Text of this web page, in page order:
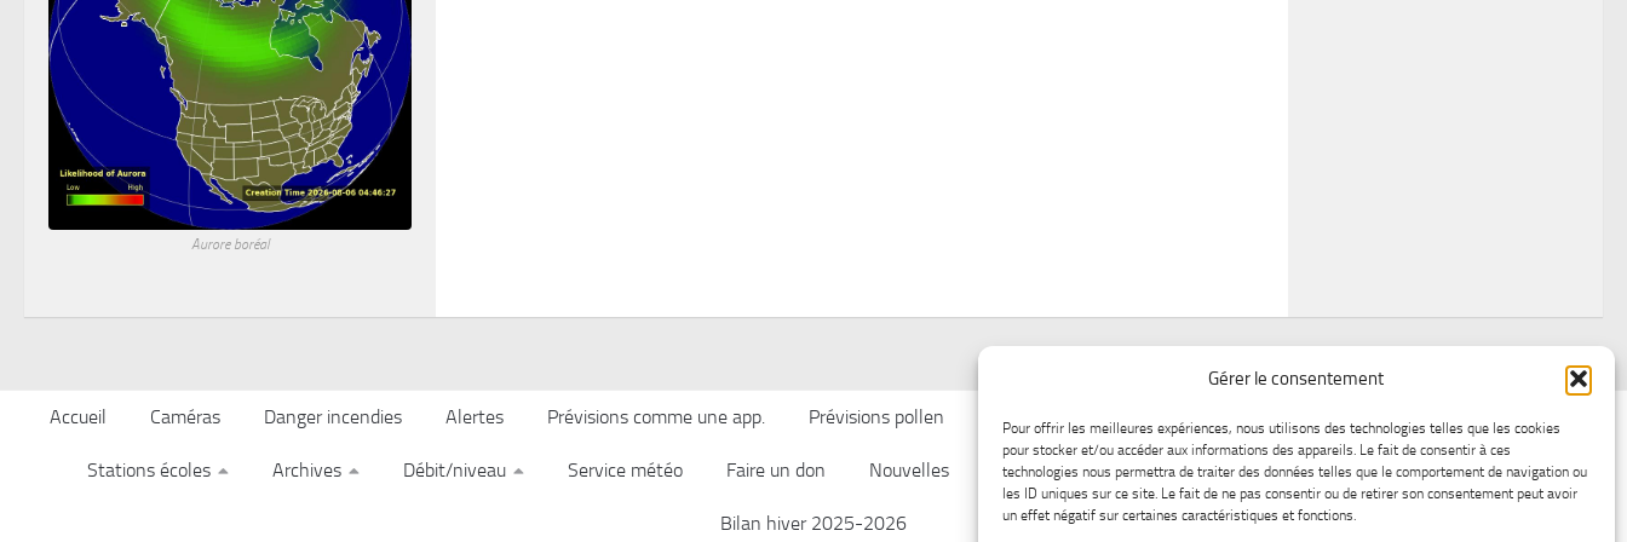
Gérer le consentement
Pour offrir les meilleures expériences, nous utilisons des technologies telles que les cookies
pour stocker et/ou accéder aux informations des appareils. Le fait de consentir à ces
technologies nous permettra de traiter des données telles que le comportement de navigation ou
les ID uniques sur ce site. Le fait de ne pas consentir ou de retirer son consentement peut avoir
un effet négatif sur certaines caractéristiques et fonctions.
Aurore boréal
Accueil Caméras Danger incendies Alertes Prévisions comme une app. Prévisions pollen
Stations écoles Archives Débit/niveau Service météo Faire un don Nouvelles Afficher chez nous Lac-Saint-Jean glace Boutique en ligne
Bilan hiver 2025-2026